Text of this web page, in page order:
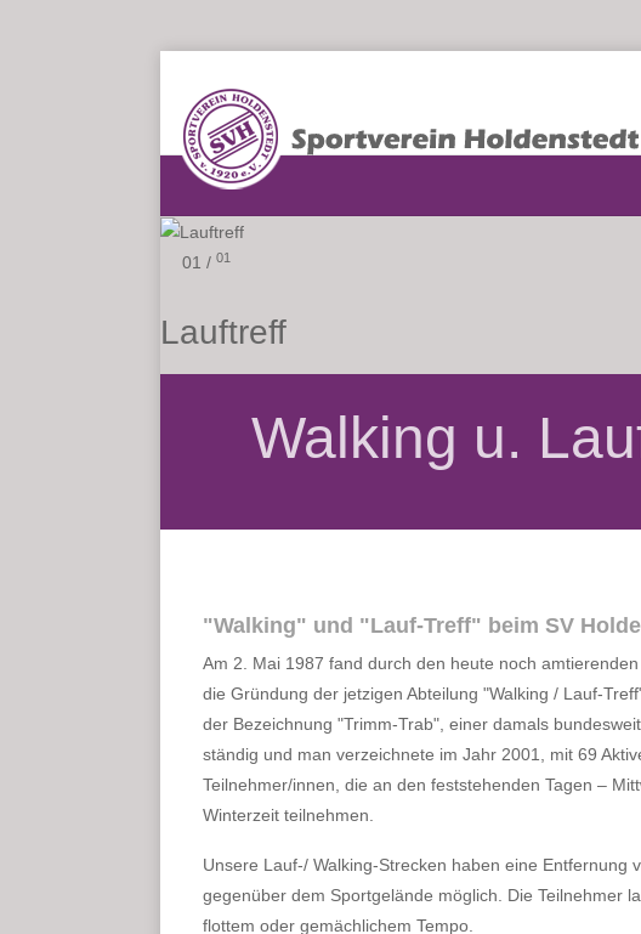
01 / 01
Lauftreff
Walking u.
"Walking" und "Lauf-Treff" beim SV
Am 2. Mai 1987 fand durch den heute noch
die Gründung der jetzigen Abteilung "Walking / Lauf-
der Bezeichnung "Trimm-Trab", einer damals
ständig und man verzeichnete im Jahr 2001, mit 69
Teilnehmer/innen, die an den feststehenden Tagen –
Winterzeit teilnehmen.
Unsere Lauf-/ Walking-Strecken haben eine Entfernung
gegenüber dem Sportgelände möglich. Die Teilnehmer
flottem oder gemächlichem Tempo.